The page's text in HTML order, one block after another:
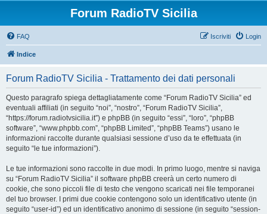
Forum RadioTV Sicilia
FAQ Login
Iscriviti
Indice
Forum RadioTV Sicilia - Trattamento dei dati personali
Questo paragrafo spiega dettagliatamente come “Forum RadioTV Sicilia” ed
eventuali affiliati (in seguito “noi”, “nostro”, “Forum RadioTV Sicilia”,
“https://forum.radiotvsicilia.it”) e phpBB (in seguito “essi”, “loro”, “phpBB
software”, “www.phpbb.com”, “phpBB Limited”, “phpBB Teams”) usano le
informazioni raccolte durante qualsiasi sessione d’uso da te effettuata (in
seguito “le tue informazioni”).
Le tue informazioni sono raccolte in due modi. In primo luogo, mentre si naviga
su “Forum RadioTV Sicilia” il software phpBB creerà un certo numero di
cookie, che sono piccoli file di testo che vengono scaricati nei file temporanei
del tuo browser. I primi due cookie contengono solo un identificativo utente (in
seguito “user-id”) ed un identificativo anonimo di sessione (in seguito “session-